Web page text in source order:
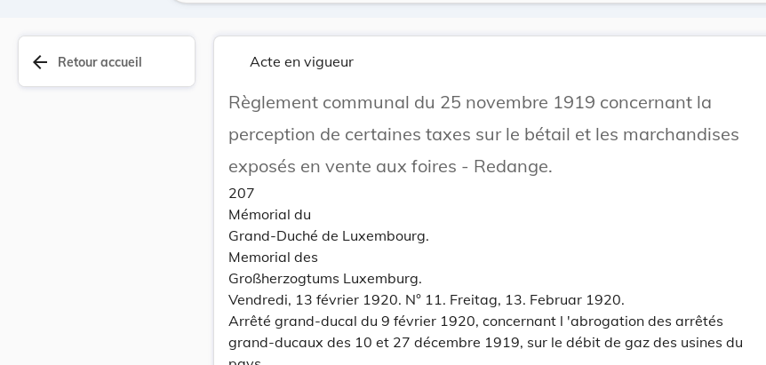
arrow_back Retour accueil Acte en vigueur
Règlement communal du 25 novembre 1919 concernant la
perception de certaines taxes sur le bétail et les marchandises
exposés en vente aux foires - Redange.
207
Mémorial du
Grand-Duché de Luxembourg.
Memorial des
Großherzogtums Luxemburg.
Vendredi, 13 février 1920. N° 11. Freitag, 13. Februar 1920.
Arrêté grand-ducal du 9 février 1920, concernant l 'abrogation des arrêtés
grand-ducaux des 10 et 27 décembre 1919, sur le débit de gaz des usines du